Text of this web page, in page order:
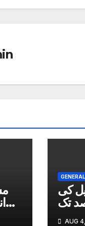
GENERAL
کی
فیصد تک
کمی
AUG